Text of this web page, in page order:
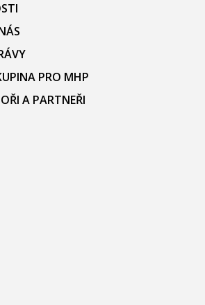
PRO MHP
A PARTNEŘI